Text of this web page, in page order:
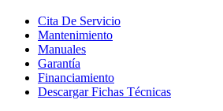
Cita De Servicio
Mantenimiento
Manuales
Garantía
Financiamiento
Descargar Fichas Técnicas